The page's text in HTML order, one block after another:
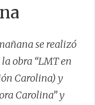
se realizó
obra “LMT en
Carolina) y
Carolina” y